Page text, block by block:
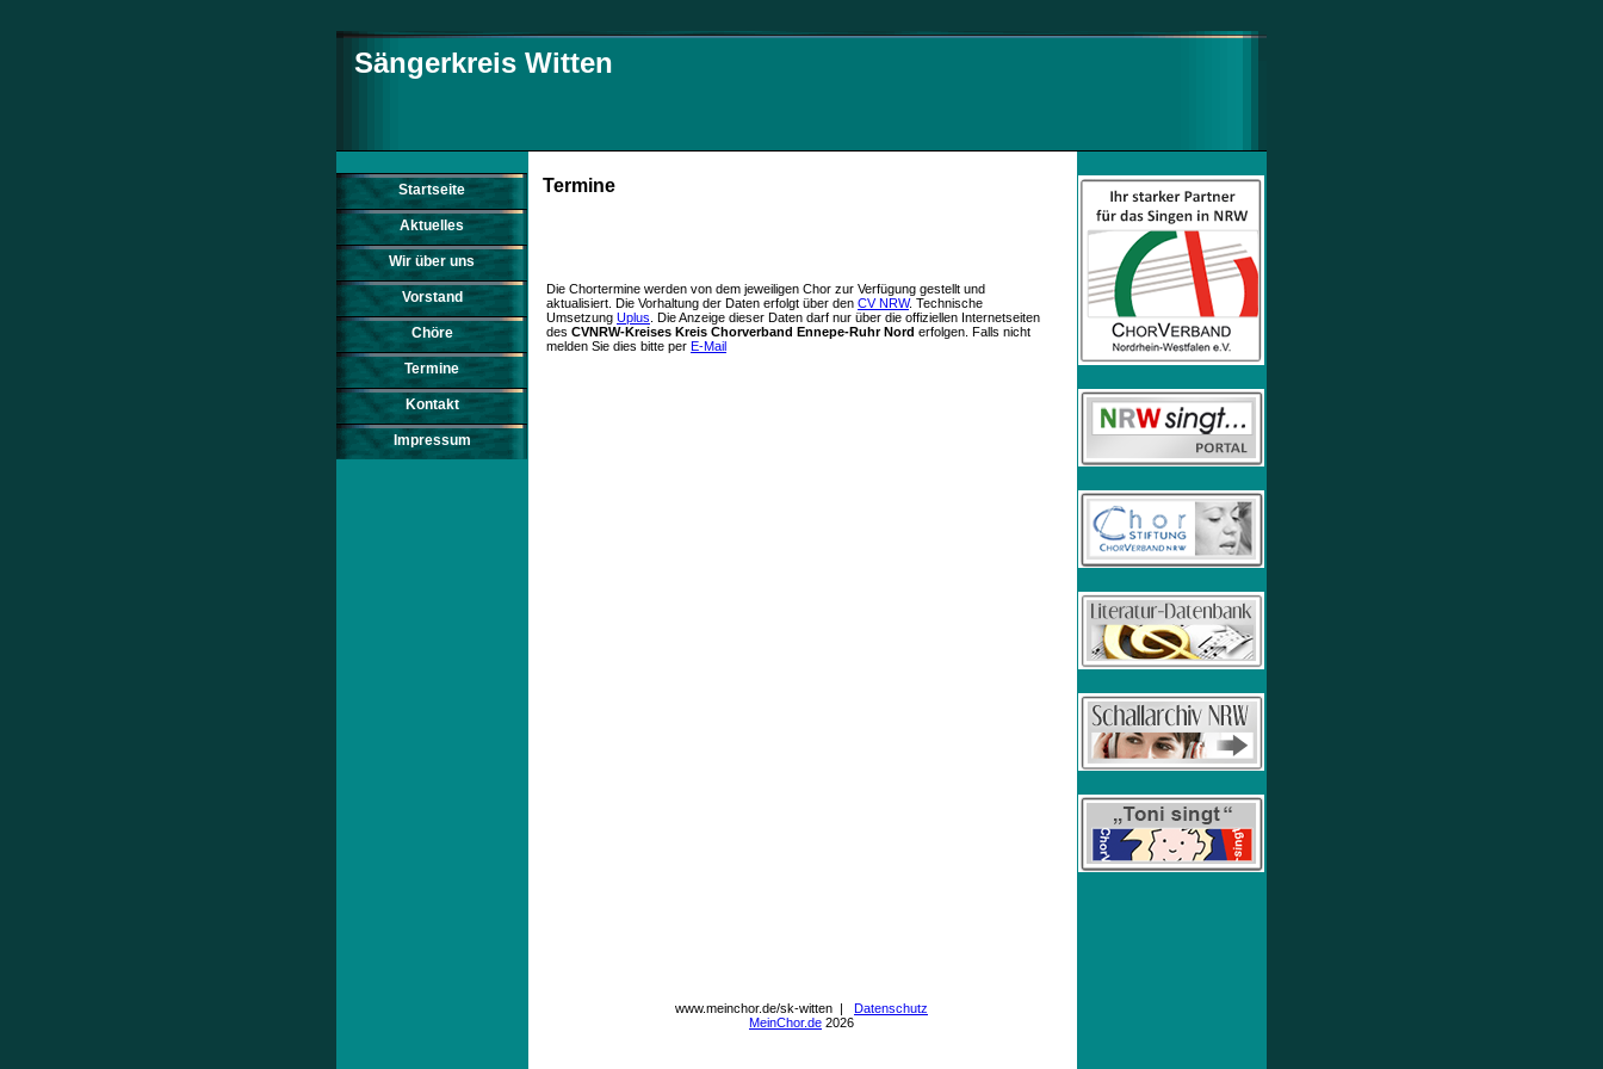
Sängerkreis Witten
Startseite
Aktuelles
Wir über uns
Vorstand
Chöre
Termine
Kontakt
Impressum
Termine
Die Chortermine werden von dem jeweiligen Chor zur Verfügung gestellt und
aktualisiert. Die Vorhaltung der Daten erfolgt über den CV NRW. Technische
Umsetzung Uplus . Die Anzeige dieser Daten darf nur über die offiziellen Internetseiten
des CVNRW-Kreises Kreis Chorverband Ennepe-Ruhr Nord erfolgen. Falls nicht
melden Sie dies bitte per E-Mail
www.meinchor.de/sk-witten | Datenschutz
MeinChor.de 2026